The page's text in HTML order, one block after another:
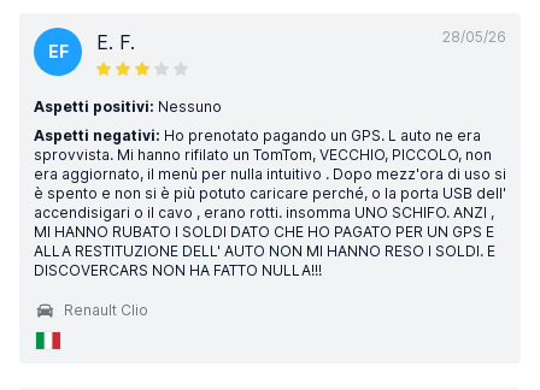
28/05/26
EF E. F.
Aspetti positivi: Nessuno
Aspetti negativi: Ho prenotato pagando un GPS. L auto ne era
sprovvista. Mi hanno rifilato un TomTom, VECCHIO, PICCOLO, non
era aggiornato, il menù per nulla intuitivo . Dopo mezz'ora di uso si
è spento e non si è più potuto caricare perché, o la porta USB dell'
accendisigari o il cavo , erano rotti. insomma UNO SCHIFO. ANZI ,
MI HANNO RUBATO I SOLDI DATO CHE HO PAGATO PER UN GPS E
ALLA RESTITUZIONE DELL' AUTO NON MI HANNO RESO I SOLDI. E
DISCOVERCARS NON HA FATTO NULLA!!!
Renault Clio